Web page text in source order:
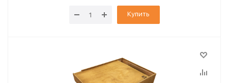
Купить